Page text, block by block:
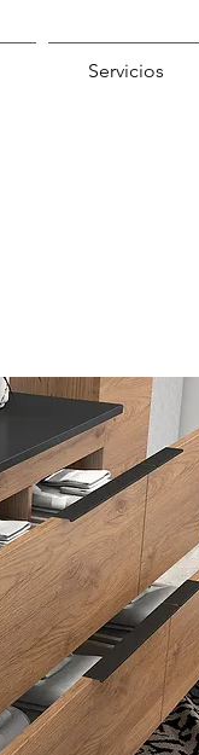
Servicios